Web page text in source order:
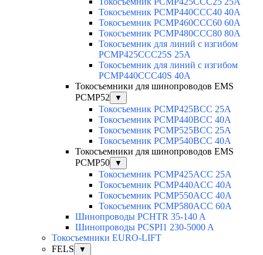
Токосъемник PCMP440CCC40 40А
Токосъемник PCMP460CCC60 60А
Токосъемник PCMP480CCC80 80А
Токосъемник для линий с изгибом
PCMP425CCC25S 25А
Токосъемник для линий с изгибом
PCMP440CCC40S 40А
Токосъемники для шинопроводов EMS
PCMP52
▼
Токосъемник PCMP425BCC 25А
Токосъемник PCMP440BCC 40А
Токосъемник PCMP525BCC 25А
Токосъемник PCMP540BCC 40А
Токосъемники для шинопроводов EMS
PCMP50
▼
Токосъемник PCMP425ACC 25А
Токосъемник PCMP440ACC 40А
Токосъемник PCMP550ACC 40A
Токосъемник PCMP580ACC 60A
Шинопроводы PCHTR 35-140 A
Шинопроводы PCSPI1 230-5000 A
Токосъемники EURO-LIFT
FELS
▼